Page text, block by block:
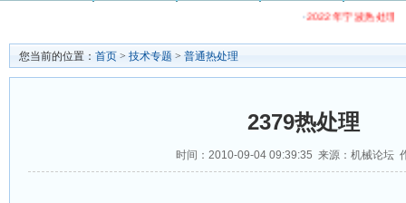
·2022年宁波热处理
您当前的位置： 首页 > 技术专题 > 普通热处理
2379热处理
时间：2010-09-04 09:39:35 来源：机械论坛